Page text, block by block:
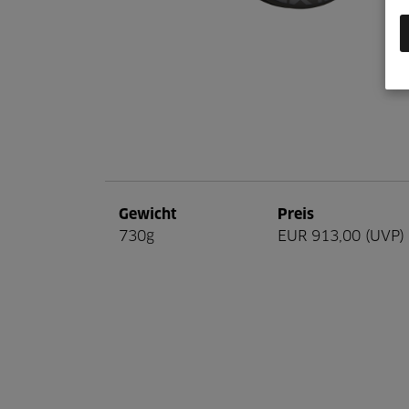
Gewicht
730g
Preis
EUR 913,00 (UVP)